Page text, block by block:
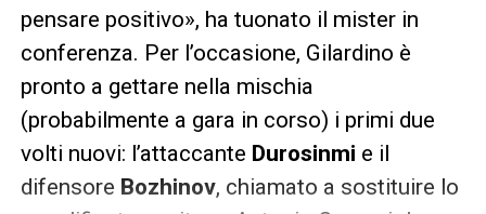
pensare positivo», ha tuonato il mister in
conferenza. Per l’occasione, Gilardino è
pronto a gettare nella mischia
(probabilmente a gara in corso) i primi due
volti nuovi: l’attaccante Durosinmi e il
difensore Bozhinov, chiamato a sostituire lo